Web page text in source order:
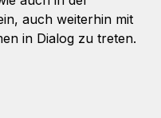
auch weiterhin mit
in Dialog zu treten.